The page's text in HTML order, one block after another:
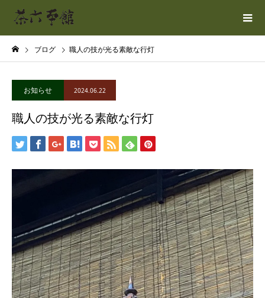
ブログ 職人の技が光る素敵な行灯
お知らせ 2024.06.22
職人の技が光る素敵な行灯